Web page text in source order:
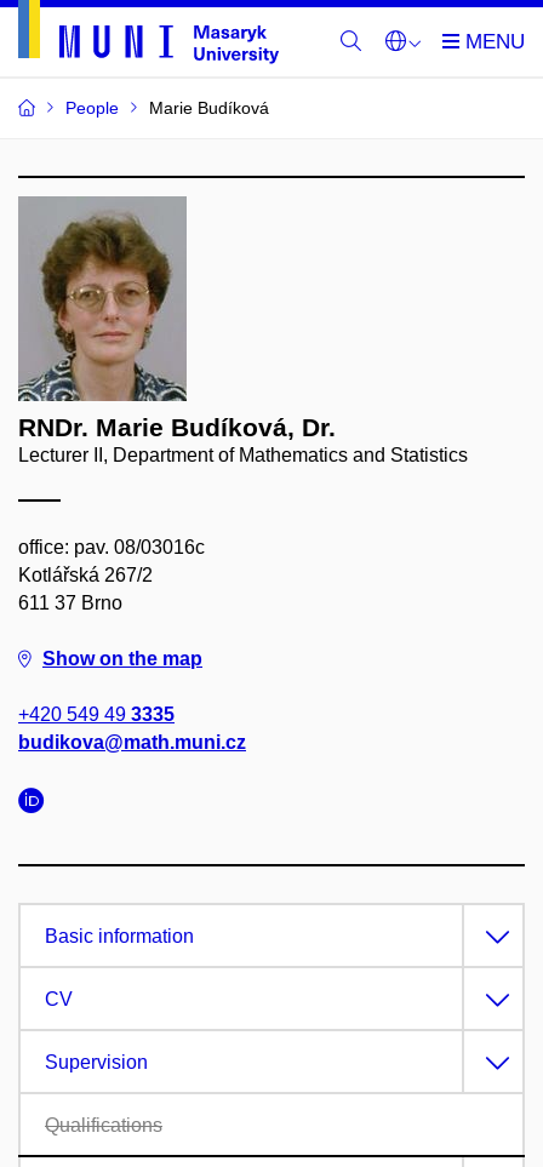
People Marie Budíková
RNDr. Marie Budíková, Dr.
Lecturer II, Department of Mathematics and Statistics
office: pav. 08/03016c
Kotlářská 267/2
611 37 Brno
Show on the map
+420 549 49 3335
budikova@math.muni.cz
Basic information
CV
Supervision
Qualifications